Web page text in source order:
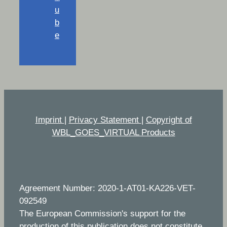
u
b
e
Imprint | Privacy Statement | Copyright of
WBL_GOES_VIRTUAL Products
Agreement Number: 2020-1-AT01-KA226-VET-
092549
The European Commission's support for the